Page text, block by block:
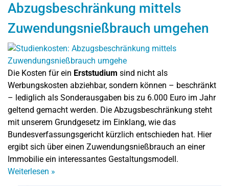
Abzugsbeschränkung mittels
Zuwendungsnießbrauch umgehen
Die Kosten für ein Erststudium sind nicht als
Werbungskosten abziehbar, sondern können – beschränkt
– lediglich als Sonderausgaben bis zu 6.000 Euro im Jahr
geltend gemacht werden. Die Abzugsbeschränkung steht
mit unserem Grundgesetz im Einklang, wie das
Bundesverfassungsgericht kürzlich entschieden hat. Hier
ergibt sich über einen Zuwendungsnießbrauch an einer
Immobilie ein interessantes Gestaltungsmodell.
Weiterlesen »